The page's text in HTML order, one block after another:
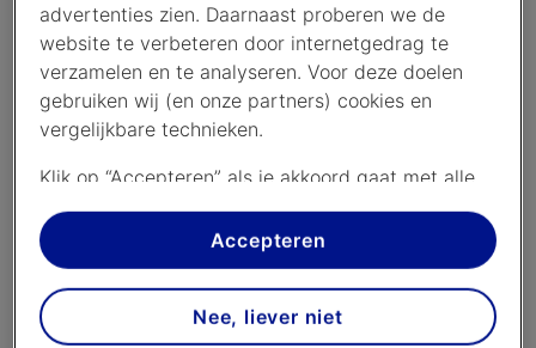
Huisnummer Toevoeging
Nu controleren
advertenties zien. Daarnaast proberen we de
website te verbeteren door internetgedrag te
verzamelen en te analyseren. Voor deze doelen
gebruiken wij (en onze partners) cookies en
vergelijkbare technieken.
Klik op “Accepteren” als je akkoord gaat met alle
cookies. Kies je voor “Nee, liever niet”, dan
plaatsen we alleen strikt noodzakelijke cookies om
de website goed te laten werken. Dat betekent
dat we geen vormen van personalisatie
toepassen.
Accepteren
Nee, liever niet